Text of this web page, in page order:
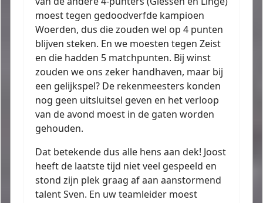
moest tegen gedoodverfde kampioen
Woerden, dus die zouden wel op 4 punten
blijven steken. En we moesten tegen Zeist
en die hadden 5 matchpunten. Bij winst
zouden we ons zeker handhaven, maar bij
een gelijkspel? De rekenmeesters konden
nog geen uitsluitsel geven en het verloop
van de avond moest in de gaten worden
gehouden.
Dat betekende dus alle hens aan dek! Joost
heeft de laatste tijd niet veel gespeeld en
stond zijn plek graag af aan aanstormend
talent Sven. En uw teamleider moest